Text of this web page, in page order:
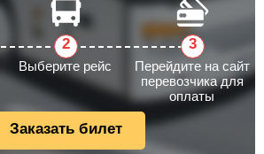
Выберите рейс
Перейдите на сайт
перевозчика для
оплаты
Заказать билет